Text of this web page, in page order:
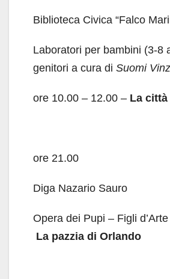
Biblioteca Civica “Falco
Laboratori per bambini (3-8
genitori a cura di Suomi
ore 10.00 – 12.00 – La
ore 21.00
Diga Nazario Sauro
Opera dei Pupi – Figli
La pazzia di Orlando